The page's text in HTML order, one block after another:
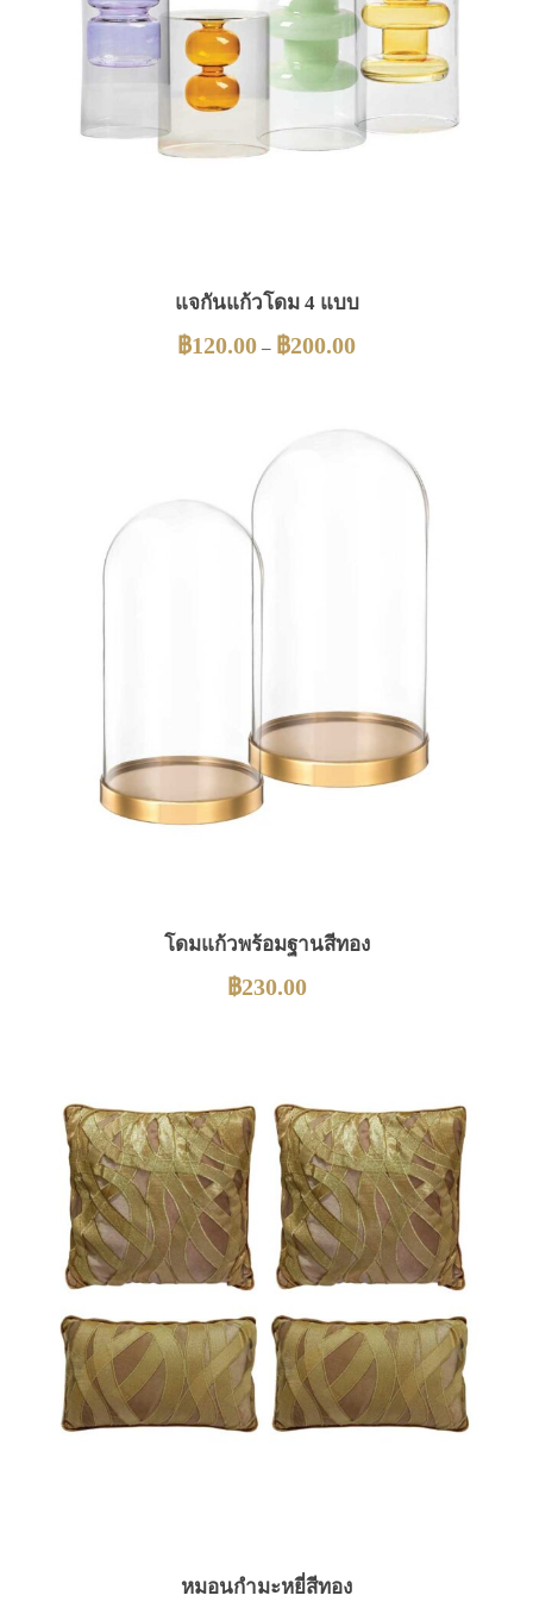
แจกันแก้วโดม 4 แบบ
฿120.00 – ฿200.00
โดมแก้วพร้อมฐานสีทอง
฿230.00
หมอนกำมะหยี่สีทอง